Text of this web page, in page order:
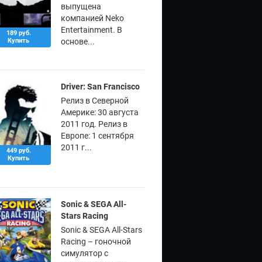
189 руб.
Купить
выпущена
компанией Neko
Entertainment. В
основе...
449 руб.
Купить
Driver: San Francisco
Релиз в Северной
Америке: 30 августа
2011 год. Релиз в
Европе: 1 сентября
2011 г...
Sonic & SEGA All-
Stars Racing
Sonic & SEGA All-Stars
Racing – гоночной
симулятор с